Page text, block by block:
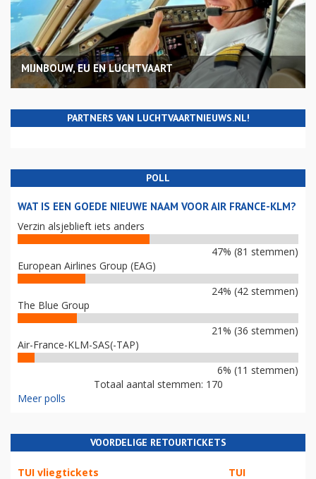
MIJNBOUW, EU EN LUCHTVAART
PARTNERS VAN LUCHTVAARTNIEUWS.NL!
POLL
WAT IS EEN GOEDE NIEUWE NAAM VOOR AIR FRANCE-KLM?
Verzin alsjeblieft iets anders
47% (81 stemmen)
European Airlines Group (EAG)
24% (42 stemmen)
The Blue Group
21% (36 stemmen)
Air-France-KLM-SAS(-TAP)
6% (11 stemmen)
Totaal aantal stemmen: 170
Meer polls
VOORDELIGE RETOURTICKETS
TUI vliegtickets TUI